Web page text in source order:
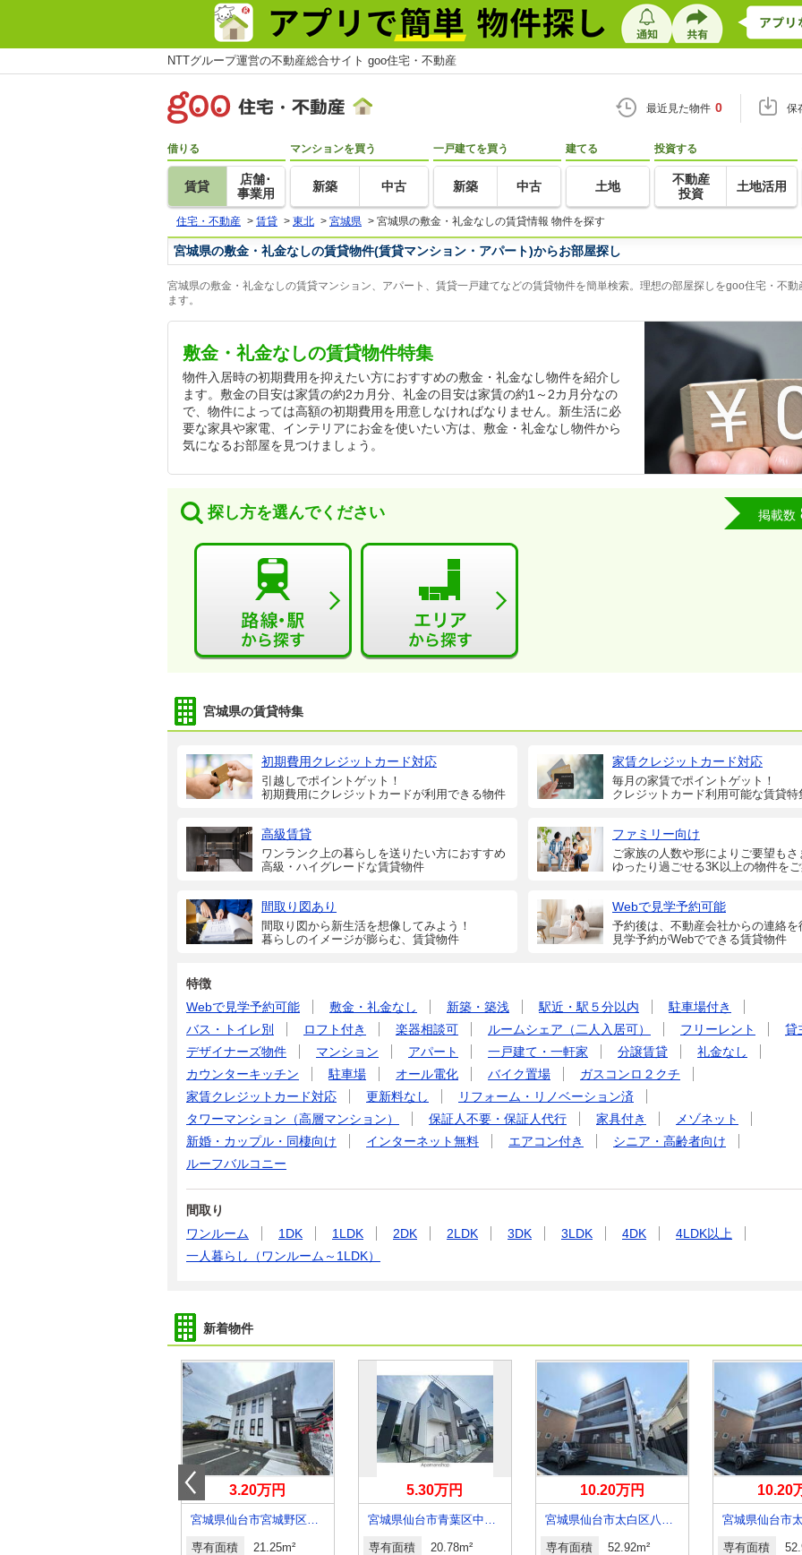
NTTグループ運営の不動産総合サイト goo住宅・不動産
最近見た物件 0 保
借りる
賃貸
店舗･
事業用
マンションを買う
新築 中古
一戸建てを買う
新築 中古
建てる
土地
投資する
不動産
投資
土地活用
住宅・不動産 > 賃貸 > 東北 > 宮城県 > 宮城県の敷金・礼金なしの賃貸情報 物件を探す
宮城県の敷金・礼金なしの賃貸物件(賃貸マンション・アパート)からお部屋探し
宮城県の敷金・礼金なしの賃貸マンション、アパート、賃貸一戸建てなどの賃貸物件を簡単検索。理想の部屋探しをgoo住宅・不動
ます。
敷金・礼金なしの賃貸物件特集
物件入居時の初期費用を抑えたい方におすすめの敷金・礼金なし物件を紹介し
ます。敷金の目安は家賃の約2カ月分、礼金の目安は家賃の約1～2カ月分なの
で、物件によっては高額の初期費用を用意しなければなりません。新生活に必
要な家具や家電、インテリアにお金を使いたい方は、敷金・礼金なし物件から
気になるお部屋を見つけましょう。
探し方を選んでください 掲載数
宮城県の賃貸特集
初期費用クレジットカード対応
引越しでポイントゲット！
初期費用にクレジットカードが利用できる物件
家賃クレジットカード対応
毎月の家賃でポイントゲット！
クレジットカード利用可能な賃貸特
高級賃貸
ワンランク上の暮らしを送りたい方におすすめ
高級・ハイグレードな賃貸物件
ファミリー向け
ご家族の人数や形によりご要望もさ
ゆったり過ごせる3K以上の物件をご
間取り図あり
間取り図から新生活を想像してみよう！
暮らしのイメージが膨らむ、賃貸物件
Webで見学予約可能
予約後は、不動産会社からの連絡を
見学予約がWebでできる賃貸物件
特徴
Webで見学予約可能
敷金・礼金なし 新築・築浅 駅近・駅５分以内
駐車場付き
バス・トイレ別
ロフト付き 楽器相談可 ルームシェア（二人入居可） フリーレント
貸
デザイナーズ物件
マンション アパート 一戸建て・一軒家 分譲賃貸
礼金なし
カウンターキッチン
駐車場 オール電化 バイク置場
ガスコンロ２クチ
家賃クレジットカード対応
更新料なし
リフォーム・リノベーション済
タワーマンション（高層マンション）
保証人不要・保証人代行 家具付き
メゾネット
新婚・カップル・同棲向け
インターネット無料 エアコン付き
シニア・高齢者向け
ルーフバルコニー
間取り
ワンルーム
1DK 1LDK 2DK 2LDK 3DK 3LDK 4DK
4LDK以上
一人暮らし（ワンルーム～1LDK）
新着物件
3.20万円
宮城県仙台市宮城野区新田３丁目
専有面積 21.25m²
5.30万円
宮城県仙台市青葉区中江１
専有面積 20.78m²
10.20万円
宮城県仙台市太白区八本松１
専有面積 52.92m²
10.20
専有面積